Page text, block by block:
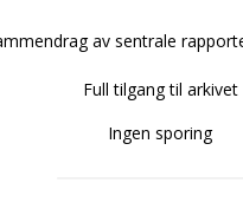
av sentrale
Full tilgang til arkivet
Ingen sporing